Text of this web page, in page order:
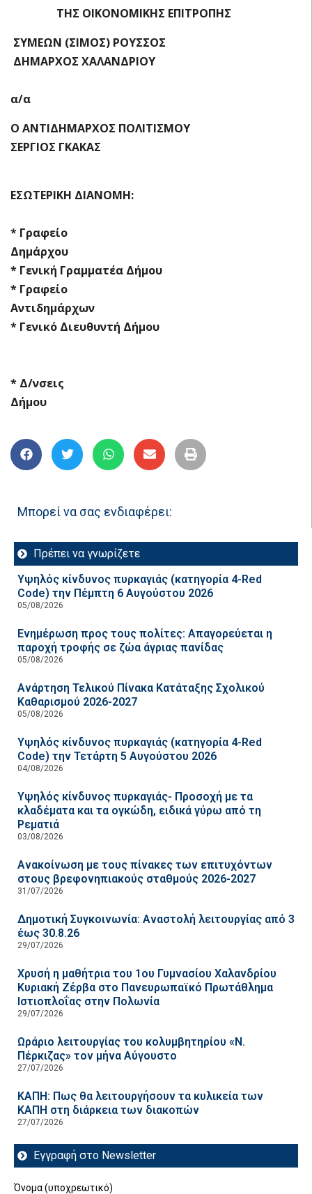
ΤΗΣ ΟΙΚΟΝΟΜΙΚΗΣ ΕΠΙΤΡΟΠΗΣ
ΣΥΜΕΩΝ (ΣΙΜΟΣ) ΡΟΥΣΣΟΣ
ΔΗΜΑΡΧΟΣ ΧΑΛΑΝΔΡΙΟΥ
α/α
Ο ΑΝΤΙΔΗΜΑΡΧΟΣ ΠΟΛΙΤΙΣΜΟΥ
ΣΕΡΓΙΟΣ ΓΚΑΚΑΣ
ΕΣΩΤΕΡΙΚΗ ΔΙΑΝΟΜΗ:
* Γραφείο
Δημάρχου
* Γενική Γραμματέα Δήμου
* Γραφείο
Αντιδημάρχων
* Γενικό Διευθυντή Δήμου
* Δ/νσεις
Δήμου
Μπορεί να σας ενδιαφέρει:
Πρέπει να γνωρίζετε
Υψηλός κίνδυνος πυρκαγιάς (κατηγορία 4-Red
Code) την Πέμπτη 6 Αυγούστου 2026
05/08/2026
Ενημέρωση προς τους πολίτες: Απαγορεύεται η
παροχή τροφής σε ζώα άγριας πανίδας
05/08/2026
Ανάρτηση Τελικού Πίνακα Κατάταξης Σχολικού
Καθαρισμού 2026-2027
05/08/2026
Υψηλός κίνδυνος πυρκαγιάς (κατηγορία 4-Red
Code) την Τετάρτη 5 Αυγούστου 2026
04/08/2026
Υψηλός κίνδυνος πυρκαγιάς- Προσοχή με τα
κλαδέματα και τα ογκώδη, ειδικά γύρω από τη
Ρεματιά
03/08/2026
Ανακοίνωση με τους πίνακες των επιτυχόντων
στους βρεφονηπιακούς σταθμούς 2026-2027
31/07/2026
Δημοτική Συγκοινωνία: Αναστολή λειτουργίας από 3
έως 30.8.26
29/07/2026
Χρυσή η μαθήτρια του 1ου Γυμνασίου Χαλανδρίου
Κυριακή Ζέρβα στο Πανευρωπαϊκό Πρωτάθλημα
Ιστιοπλοΐας στην Πολωνία
29/07/2026
Ωράριο λειτουργίας του κολυμβητηρίου «Ν.
Πέρκιζας» τον μήνα Αύγουστο
27/07/2026
ΚΑΠΗ: Πως θα λειτουργήσουν τα κυλικεία των
ΚΑΠΗ στη διάρκεια των διακοπών
27/07/2026
Εγγραφή στο Newsletter
Όνομα (υποχρεωτικό)